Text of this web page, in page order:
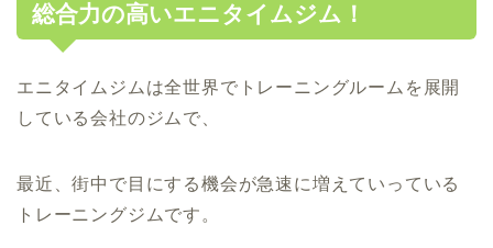
総合力の高いエニタイムジム！
エニタイムジムは全世界でトレーニングルームを展開
している会社のジムで、
最近、街中で目にする機会が急速に増えていっている
トレーニングジムです。